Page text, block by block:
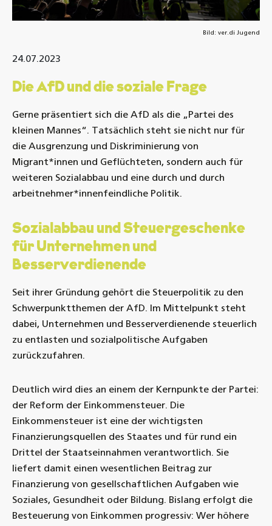
Bild: ver.di Jugend
24.07.2023
Die AfD und die soziale Frage
Gerne präsentiert sich die AfD als die „Partei des
kleinen Mannes“. Tatsächlich steht sie nicht nur für
die Ausgrenzung und Diskriminierung von
Migrant*innen und Geflüchteten, sondern auch für
weiteren Sozialabbau und eine durch und durch
arbeitnehmer*innenfeindliche Politik.
Sozialabbau und Steuergeschenke
für Unternehmen und
Besserverdienende
Seit ihrer Gründung gehört die Steuerpolitik zu den
Schwerpunktthemen der AfD. Im Mittelpunkt steht
dabei, Unternehmen und Besserverdienende steuerlich
zu entlasten und sozialpolitische Aufgaben
zurückzufahren.
Deutlich wird dies an einem der Kernpunkte der Partei:
der Reform der Einkommensteuer. Die
Einkommensteuer ist eine der wichtigsten
Finanzierungsquellen des Staates und für rund ein
Drittel der Staatseinnahmen verantwortlich. Sie
liefert damit einen wesentlichen Beitrag zur
Finanzierung von gesellschaftlichen Aufgaben wie
Soziales, Gesundheit oder Bildung. Bislang erfolgt die
Besteuerung von Einkommen progressiv: Wer höhere